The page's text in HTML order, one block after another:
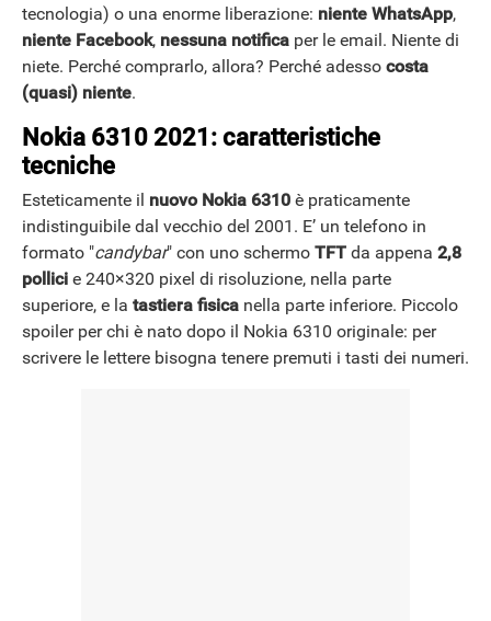
tecnologia) o una enorme liberazione: niente WhatsApp,
niente Facebook, nessuna notifica per le email. Niente di
niete. Perché comprarlo, allora? Perché adesso costa
(quasi) niente.
Nokia 6310 2021: caratteristiche
tecniche
Esteticamente il nuovo Nokia 6310 è praticamente
indistinguibile dal vecchio del 2001. E’ un telefono in
formato "candybar" con uno schermo TFT da appena 2,8
pollici e 240×320 pixel di risoluzione, nella parte
superiore, e la tastiera fisica nella parte inferiore. Piccolo
spoiler per chi è nato dopo il Nokia 6310 originale: per
scrivere le lettere bisogna tenere premuti i tasti dei numeri.